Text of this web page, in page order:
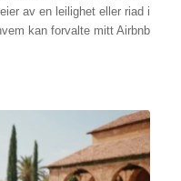
av en leilighet eller riad i
kan forvalte mitt Airbnb?\“…